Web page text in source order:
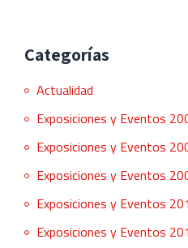
Categorías
Actualidad
Exposiciones y Eventos
Exposiciones y Eventos
Exposiciones y Eventos
Exposiciones y Eventos
Exposiciones y Eventos